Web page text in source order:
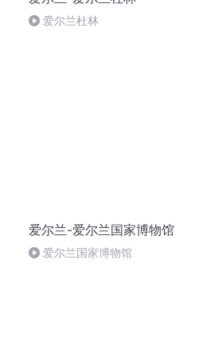
爱尔兰杜林
爱尔兰-爱尔兰国家博物馆
爱尔兰国家博物馆